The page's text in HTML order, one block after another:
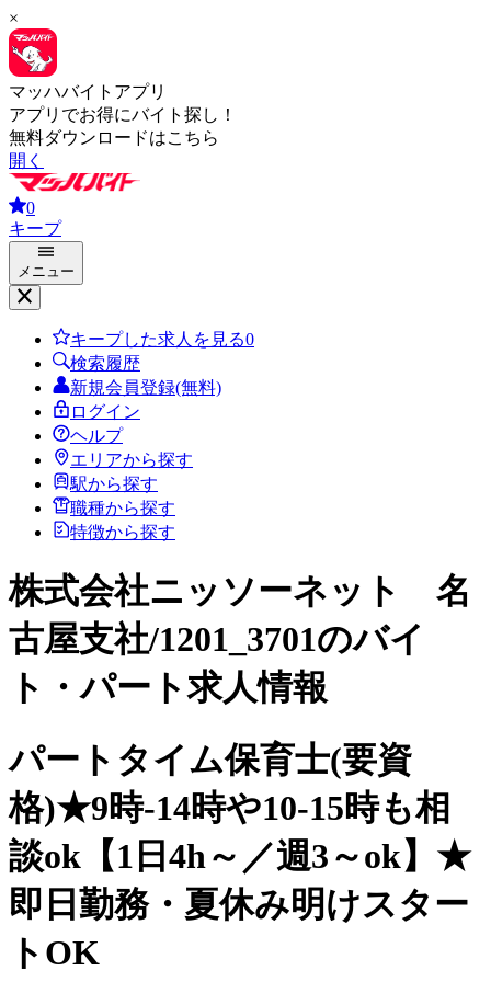
×
マッハバイトアプリ
アプリでお得にバイト探し！
無料ダウンロードはこちら
開く
0
キープ
メニュー
キープした求人を見る0
検索履歴
新規会員登録(無料)
ログイン
ヘルプ
エリアから探す
駅から探す
職種から探す
特徴から探す
株式会社ニッソーネット 名
古屋支社/1201_3701のバイ
ト・パート求人情報
パートタイム保育士(要資
格)★9時-14時や10-15時も相
談ok【1日4h～／週3～ok】★
即日勤務・夏休み明けスター
トOK